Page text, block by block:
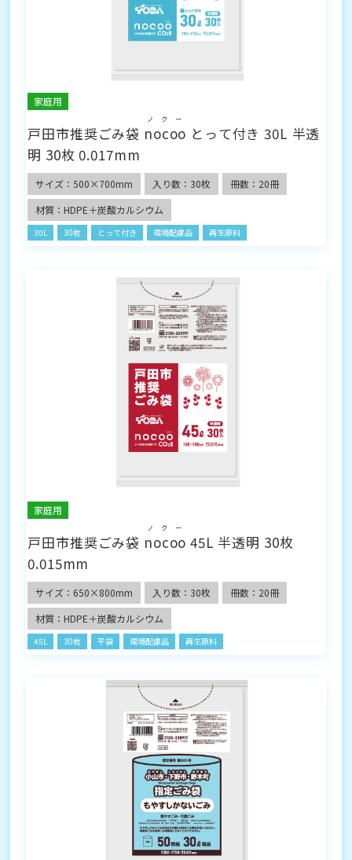
家庭用
戸田市推奨ごみ袋 nocoo
ノクー
とって付き 30L 半透
明 30枚 0.017mm
サイズ：500×700mm 入り数：30枚
冊数：20冊
材質：HDPE＋炭酸カルシウム
30L 30枚 とって付き 環境配慮品 再生原料
家庭用
戸田市推奨ごみ袋 nocoo
ノクー
45L 半透明 30枚
0.015mm
サイズ：650×800mm 入り数：30枚
冊数：20冊
材質：HDPE＋炭酸カルシウム
45L 30枚 平袋 環境配慮品 再生原料